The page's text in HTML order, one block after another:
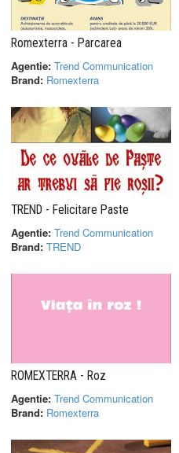
Romexterra - Parcarea
Agentie: Trend Communication
Brand: Romexterra
TREND - Felicitare Paste
Agentie: Trend Communication
Brand: TREND
ROMEXTERRA - Roz
Agentie: Trend Communication
Brand: Romexterra